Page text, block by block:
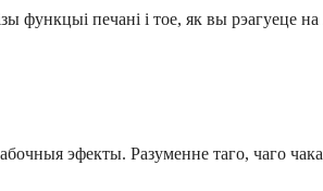
функцыі печані і тое, як вы рэагуеце
эфекты. Разуменне таго, чаго